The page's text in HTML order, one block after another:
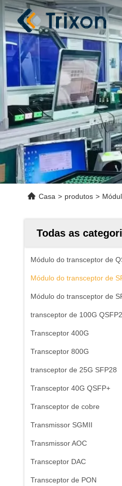
Casa > produtos >
Todas as
Módulo do transceptor de
Módulo do transceptor de
Módulo do transceptor de
transceptor de 100G
Transceptor 400G
Transceptor 800G
transceptor de 25G SFP28
Transceptor 40G QSFP+
Transceptor de cobre
Transmissor SGMII
Transmissor AOC
Transceptor DAC
Transceptor de PON